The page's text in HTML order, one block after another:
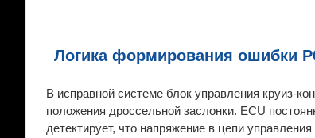
Логика формирования ошибки
В исправной системе блок управления круиз-
положения дроссельной заслонки. ECU
детектирует, что напряжение в цепи